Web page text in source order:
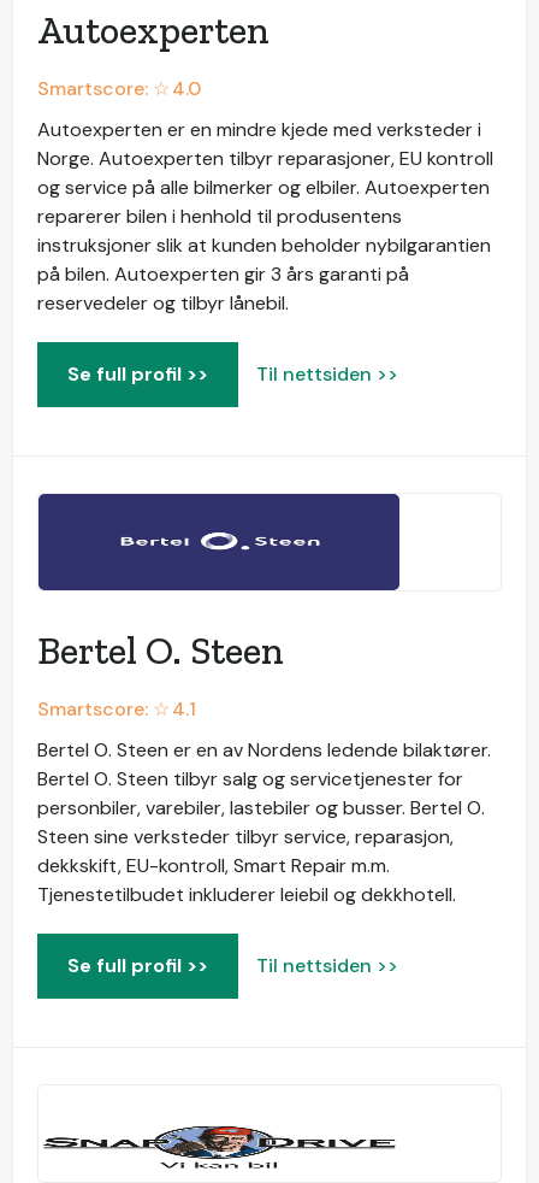
Autoexperten
Smartscore: ☆4.0
Autoexperten er en mindre kjede med verksteder i
Norge. Autoexperten tilbyr reparasjoner, EU kontroll
og service på alle bilmerker og elbiler. Autoexperten
reparerer bilen i henhold til produsentens
instruksjoner slik at kunden beholder nybilgarantien
på bilen. Autoexperten gir 3 års garanti på
reservedeler og tilbyr lånebil.
Se full profil >> Til nettsiden >>
Bertel O. Steen
Smartscore: ☆4.1
Bertel O. Steen er en av Nordens ledende bilaktører.
Bertel O. Steen tilbyr salg og servicetjenester for
personbiler, varebiler, lastebiler og busser. Bertel O.
Steen sine verksteder tilbyr service, reparasjon,
dekkskift, EU-kontroll, Smart Repair m.m.
Tjenestetilbudet inkluderer leiebil og dekkhotell.
Se full profil >> Til nettsiden >>